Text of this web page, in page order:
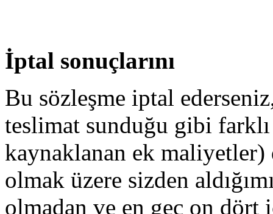
İptal sonuçlarını
Bu sözleşme iptal
teslimat sunduğu gibi
kaynaklanan ek maliyetler)
olmak üzere sizden
olmadan ve en geç on